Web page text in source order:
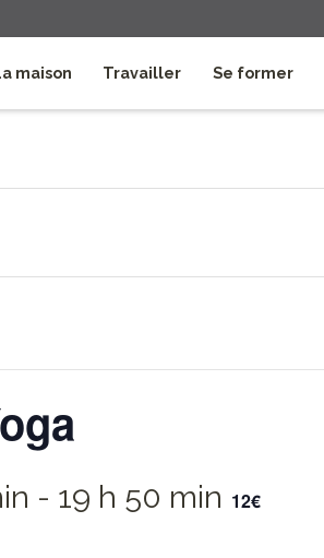
maison Travailler Se former
- 19 h 50 min 12€